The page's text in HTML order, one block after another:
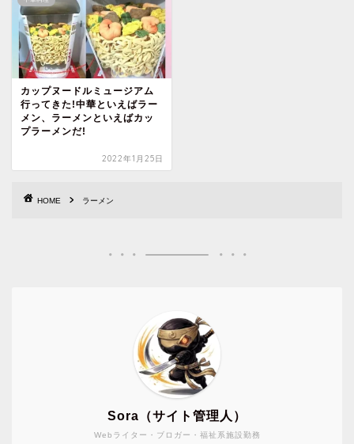
カップヌードルミュージアム
行ってきた!中華といえばラー
メン、ラーメンといえばカッ
プラーメンだ!
2022年1月25日
HOME ラーメン
Webライター・ブロガー・福祉系施設勤務
Sora（サイト管理人）